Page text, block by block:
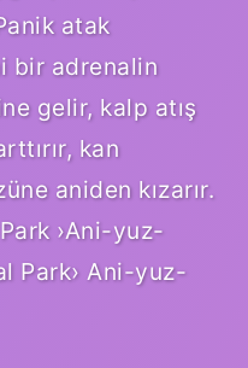
atak
bir adrenalin
gelir, kalp atış
kan
aniden kızarır.
›Ani-yuz-
Park› Ani-yuz-